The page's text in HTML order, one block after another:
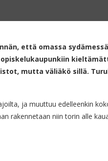
että omassa
mutta väliäkö sillä.
ja muuttuu edelleenkin
rakennetaan niin torin alle